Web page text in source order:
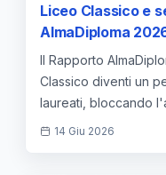
Liceo Classico e
AlmaDiploma
dell'ascensore
Il Rapporto
Classico diventi un
laureati, bloccando
italiana.
14 Giu 2026